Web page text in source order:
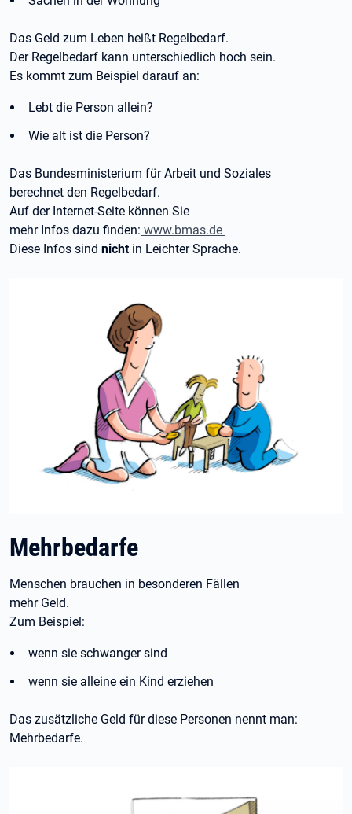
Das Geld zum Leben heißt Regelbedarf.
Der Regelbedarf kann unterschiedlich hoch sein.
Es kommt zum Beispiel darauf an:
Lebt die Person allein?
Wie alt ist die Person?
Das Bundesministerium für Arbeit und Soziales
berechnet den Regelbedarf.
Auf der Internet-Seite können Sie
mehr Infos dazu finden: www.bmas.de
Diese Infos sind nicht in Leichter Sprache.
Mehrbedarfe
Menschen brauchen in besonderen Fällen
mehr Geld.
Zum Beispiel:
wenn sie schwanger sind
wenn sie alleine ein Kind erziehen
Das zusätzliche Geld für diese Personen nennt man:
Mehrbedarfe.